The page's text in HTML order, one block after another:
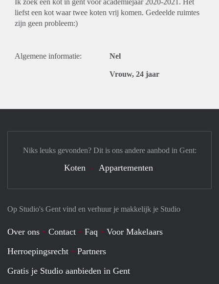
Ik zoek een kot in gent voor academiejaar 2020-2021. Het
liefst een kot waar twee koten vrij komen. Gedeelde ruimtes
zijn geen probleem:)
Algemene informatie: Nel
Vrouw, 24 jaar
Op Studio's Gent vind en verhuur je makkelijk je Studio
Over ons Contact Faq
Voor Makelaars
Herroepingsrecht
Partners
Gratis je Studio aanbieden in Gent
Niks leuks gevonden? Dit is ons andere aanbod in Gent:
Koten Appartementen